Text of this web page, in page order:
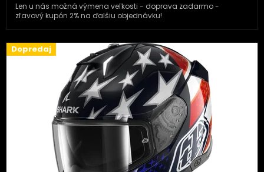
Len u nás možná výmena veľkosti - doprava zadarmo -
zľavový kupón 2% na ďalšiu objednávku!
Dopredaj